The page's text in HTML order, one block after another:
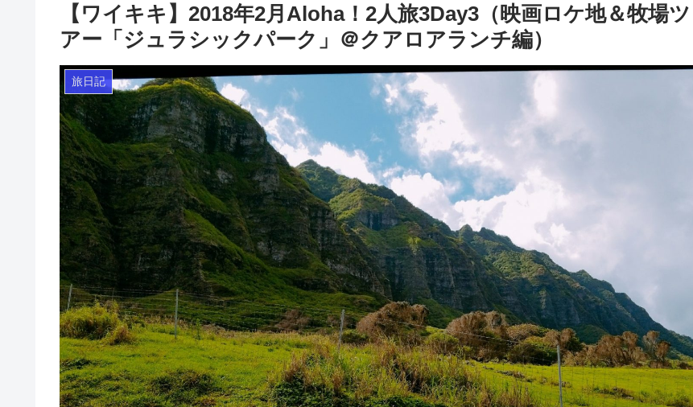
【ワイキキ】2018年2月Aloha！2人旅3Day3（映画ロケ地＆牧場ツ
アー「ジュラシックパーク」＠クアロアランチ編）
旅日記